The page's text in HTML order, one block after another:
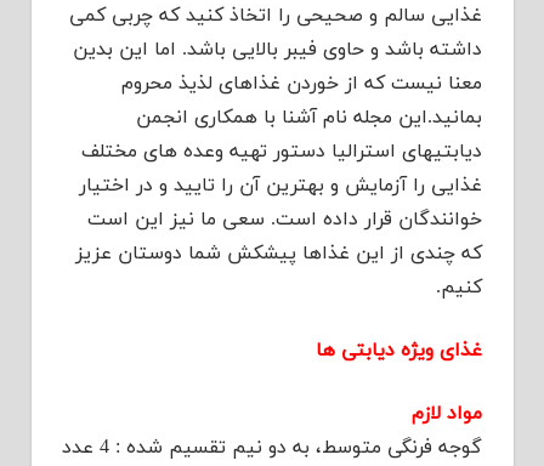
غذایی سالم و صحیحی را اتخاذ کنید که چربی کمی
داشته باشد و حاوی فیبر بالایی باشد. اما این بدین
معنا نیست که از خوردن غذاهای لذیذ محروم
بمانید.این مجله نام آشنا با همکاری انجمن
دیابتیهای استرالیا دستور تهیه وعده های مختلف
غذایی را آزمایش و بهترین آن را تایید و در اختیار
خوانندگان قرار داده است. سعی ما نیز این است
که چندی از این غذاها پیشکش شما دوستان عزیز
کنیم.
غذای ویژه دیابتی ها
مواد لازم
گوجه فرنگی متوسط، به دو نیم تقسیم شده : 4 عدد